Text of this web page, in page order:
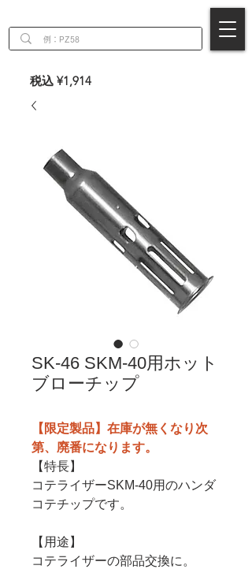
税込 ¥1,914
SK-46 SKM-40用ホット
ブローチップ
【限定製品】在庫が無くなり次
第、廃番になります。
【特長】
コテライザーSKM-40用のハンダ
コテチップです。
【用途】
コテライザーの部品交換に。